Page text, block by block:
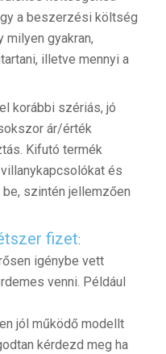
a beszerzési költség
milyen gyakran,
illetve mennyi a
korábbi szériás, jó
ár/érték
Kifutó termék
és
szintén jellemzően
fizet:
igénybe vett
venni. Például
jól működő modellt
kérdezd meg ha